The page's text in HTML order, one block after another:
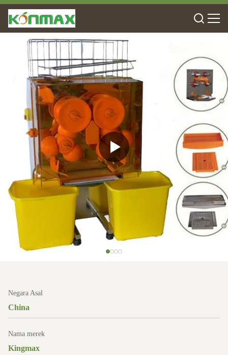
Negara Asal
China
Nama merek
Kingmax